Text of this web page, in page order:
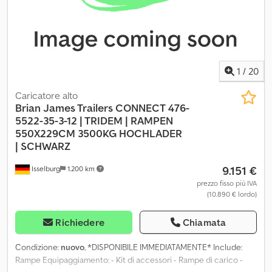
1 / 20
Isselburg 1.200 km
Caricatore alto
Brian James TrailersCONNECT 476-
5522-35-3-12 | TRIDEM | RAMPEN
550X229CM 3500KG HOCHLADER
| SCHWARZ
9.151 €
prezzo fisso più IVA
(10.890 € lordo)
Richiedere Chiamata
Condizione: nuovo, *DISPONIBILE IMMEDIATAMENTE* Include:
Rampe Equipaggiamento: - Kit di accessori - Rampe di carico -